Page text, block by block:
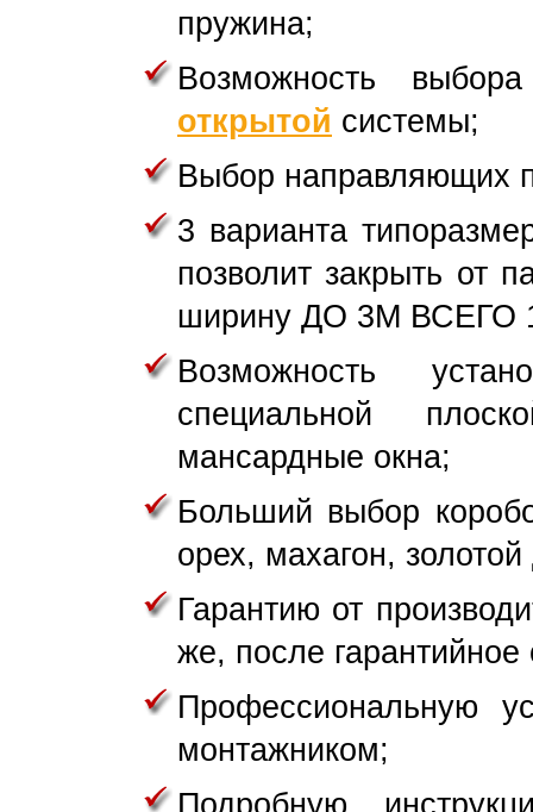
пружина;
Возможность
открытой системы;
Выбор направляющих
3 варианта
позволит закрыть от
ширину ДО 3М ВСЕГО
Возможность
специальной
мансардные окна;
Больший выбор
орех, махагон,
Гарантию от
же, после
Профессиональную
монтажником;
Подробную